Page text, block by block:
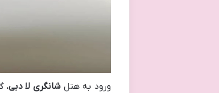
ورود به هتلشانگری لا دبی،